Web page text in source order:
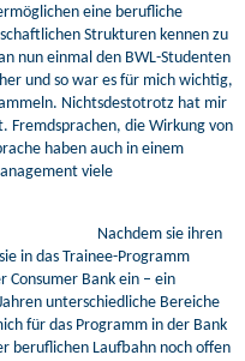
eine berufliche
Strukturen kennen zu
nun einmal den BWL-Studenten
und so war es für mich wichtig,
Nichtsdestotrotz hat mir
Fremdsprachen, die Wirkung von
haben auch in einem
viele
Nachdem sie ihren
in das Trainee-Programm
Consumer Bank ein – ein
unterschiedliche Bereiche
für das Programm in der Bank
beruflichen Laufbahn noch offen